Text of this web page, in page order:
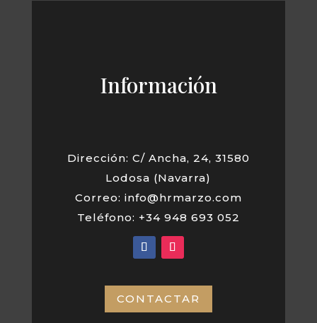
Información
Dirección: C/ Ancha, 24, 31580
Lodosa (Navarra)
Correo: info@hrmarzo.com
Teléfono: +34 948 693 052
CONTACTAR